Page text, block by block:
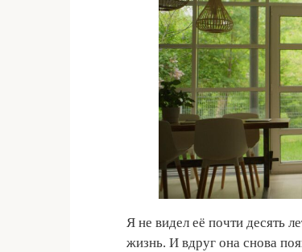
Я не видел её почти десять
жизнь. И вдруг она снова